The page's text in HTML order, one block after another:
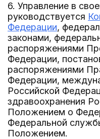
6. Управление в
руководствуется
Федерации,
законами,
распоряжениями
Федерации,
распоряжениями
Федерации,
Российской
здравоохранения
Положением о
Федеральной
Положением.